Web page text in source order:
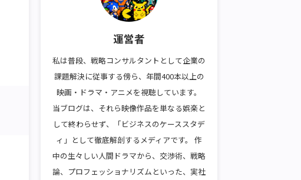
運営者
私は普段、戦略コンサルタントとして企業の
課題解決に従事する傍ら、年間400本以上の
映画・ドラマ・アニメを視聴しています。
当ブログは、それら映像作品を単なる娯楽と
して終わらせず、「ビジネスのケーススタデ
ィ」として徹底解剖するメディアです。 作
中の生々しい人間ドラマから、交渉術、戦略
論、プロフェッショナリズムといった、実社